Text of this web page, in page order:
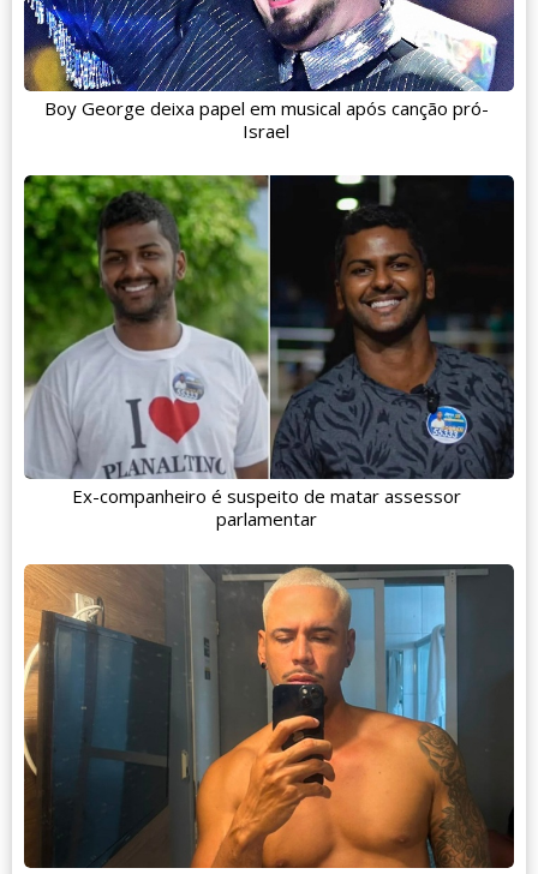
Boy George deixa papel em musical após canção pró-
Israel
Ex-companheiro é suspeito de matar assessor
parlamentar